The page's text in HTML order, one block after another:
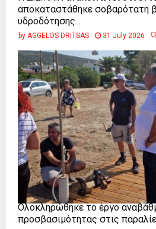
αποκαταστάθηκε σοβαρότατη
υδροδότησης...
by AGGELOS DRITSAS 31 July 2026
Ολοκληρώθηκε το έργο
προσβασιμότητας στις